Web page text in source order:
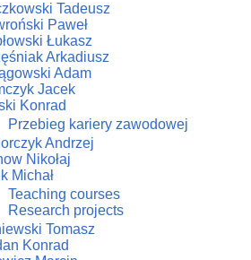
Tadeusz
Paweł
Łukasz
Arkadiusz
Adam
Jacek
Konrad
Przebieg kariery zawodowej
Andrzej
Nikołaj
Michał
Teaching courses
Research projects
Tomasz
Konrad